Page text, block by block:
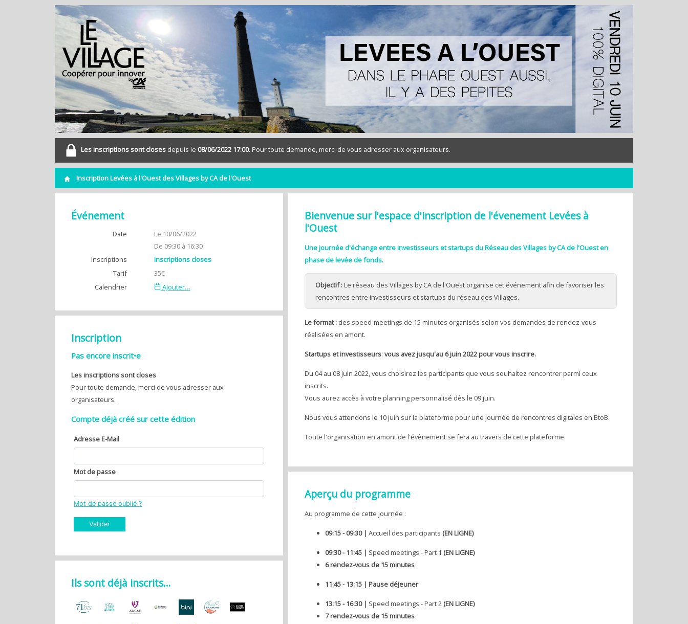
Les inscriptions sont closes depuis le 08/06/2022 17:00. Pour toute demande, merci de vous adresser aux organisateurs.
Inscription Levées à l'Ouest des Villages by CA de l'Ouest
Événement
Date
Le 10/06/2022
De 09:30 à 16:30
Inscriptions
Inscriptions closes
Tarif
35€
Calendrier
Ajouter…
Inscription
Pas encore inscrit•e
Les inscriptions sont closes
Pour toute demande, merci de vous adresser aux
organisateurs.
Compte déjà créé sur cette édition
Adresse E-Mail
Mot de passe
Mot de passe oublié ?
Valider
Ils sont déjà inscrits…
Bienvenue sur l'espace d'inscription de l'évenement Levées à
l'Ouest
Une journée d'échange entre investisseurs et startups du Réseau des Villages by CA de l'Ouest en
phase de levée de fonds.
Objectif : Le réseau des Villages by CA de l'Ouest organise cet événement afin de favoriser les
rencontres entre investisseurs et startups du réseau des Villages.
Le format : des speed-meetings de 15 minutes organisés selon vos demandes de rendez-vous
réalisées en amont.
Startups et investisseurs: vous avez jusqu'au 6 juin 2022 pour vous inscrire.
Du 04 au 08 juin 2022, vous choisirez les participants que vous souhaitez rencontrer parmi ceux
inscrits.
Vous aurez accès à votre planning personnalisé dès le 09 juin.
Nous vous attendons le 10 juin sur la plateforme pour une journée de rencontres digitales en BtoB.
Toute l'organisation en amont de l'évènement se fera au travers de cette plateforme.
Aperçu du programme
Au programme de cette journée :
09:15 - 09:30 | Accueil des participants (EN LIGNE)
09:30 - 11:45 | Speed meetings - Part 1 (EN LIGNE)
6 rendez-vous de 15 minutes
11:45 - 13:15 | Pause déjeuner
13:15 - 16:30 | Speed meetings - Part 2 (EN LIGNE)
7 rendez-vous de 15 minutes